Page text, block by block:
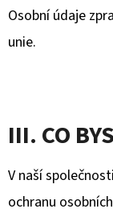
Osobní údaje
unie.
III. CO
V naší
ochranu